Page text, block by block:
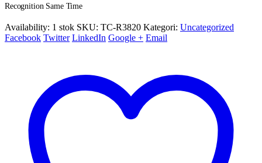
Recognition Same Time
Availability: 1 stok SKU: TC-R3820 Kategori: Uncategorized
Facebook Twitter LinkedIn Google + Email